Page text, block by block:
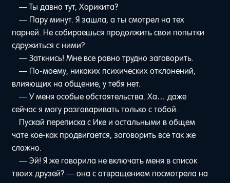
— Ты давно тут, Хорикита?
— Пару минут. Я зашла, а ты смотрел на тех
парней. Не собираешься продолжить свои попытки
сдружиться с ними?
— Заткнись! Мне все равно трудно заговорить.
— По-моему, никаких психических отклонений,
влияющих на общение, у тебя нет.
— У меня особые обстоятельства. Ха… даже
сейчас я могу разговаривать только с тобой.
Пускай переписка с Ике и остальными в общем
чате кое-как продвигается, заговорить все так же
сложно.
— Эй! Я же говорила не включать меня в список
твоих друзей? — она с отвращением посмотрела на